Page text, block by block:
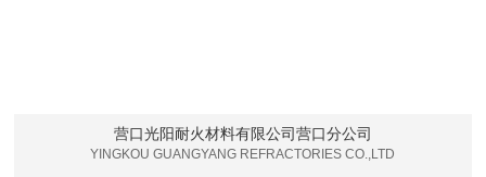
营口光阳耐火材料有限公司营口分公司
YINGKOU GUANGYANG REFRACTORIES CO.,LTD